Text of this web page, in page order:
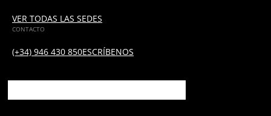
VER TODAS LAS SEDES
CONTACTO
(+34) 946 430 850ESCRÍBENOS